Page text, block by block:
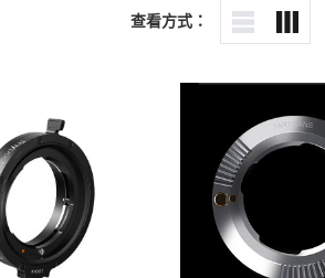
查看方式：